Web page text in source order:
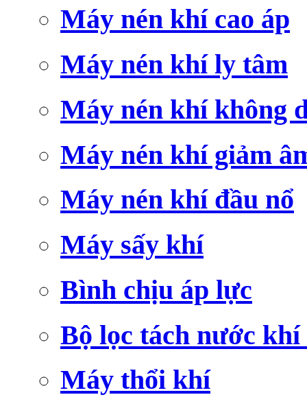
Máy nén khí cao áp
Máy nén khí ly tâm
Máy nén khí không
Máy nén khí giảm
Máy nén khí đầu nổ
Máy sấy khí
Bình chịu áp lực
Bộ lọc tách nước khí
Máy thổi khí